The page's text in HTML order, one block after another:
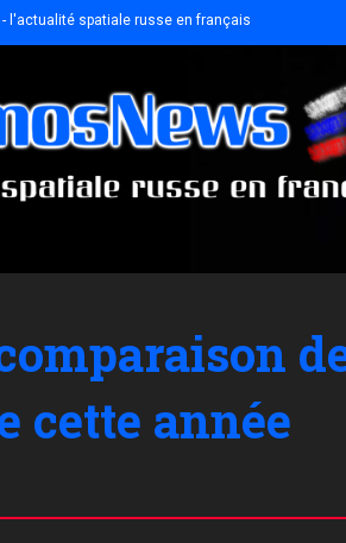
l'actualité spatiale russe en français
cette année